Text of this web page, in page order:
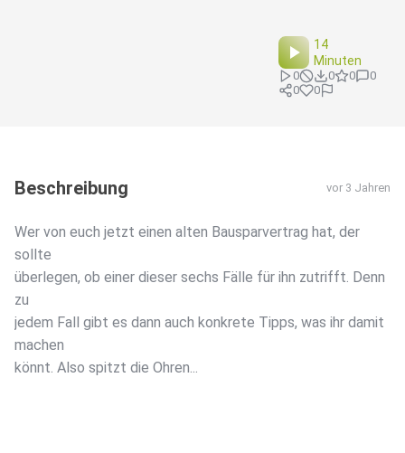
14
Minuten
0 0 0
0
0
0
Beschreibung vor 3 Jahren
Wer von euch jetzt einen alten Bausparvertrag hat, der
sollte
überlegen, ob einer dieser sechs Fälle für ihn zutrifft. Denn
zu
jedem Fall gibt es dann auch konkrete Tipps, was ihr damit
machen
könnt. Also spitzt die Ohren...